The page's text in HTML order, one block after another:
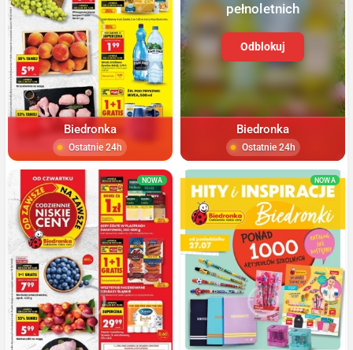
Biedronka
Ostatnie 24h
pełnoletnich
Odblokuj
Biedronka
Ostatnie 24h
NOWA NOWA